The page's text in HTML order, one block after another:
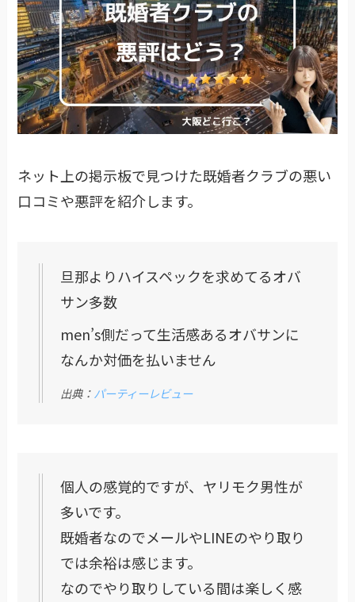
ネット上の掲示板で見つけた既婚者クラブの悪い
口コミや悪評を紹介します。
旦那よりハイスペックを求めてるオバ
サン多数
men’s側だって生活感あるオバサンに
なんか対価を払いません
出典： パーティーレビュー
個人の感覚的ですが、ヤリモク男性が
多いです。
既婚者なのでメールやLINEのやり取り
では余裕は感じます。
なのでやり取りしている間は楽しく感